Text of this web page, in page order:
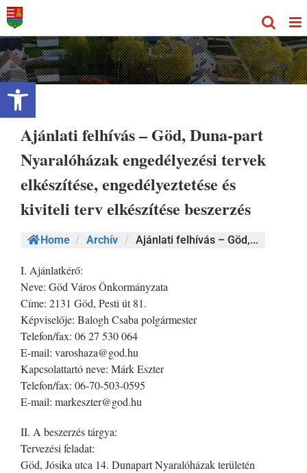
Eszköztár megnyitása
Kihagyás
Ajánlati felhívás – Göd, Duna-part
Nyaralóházak engedélyezési tervek
elkészítése, engedélyeztetése és
kiviteli terv elkészítése beszerzés
Home / Archív / Ajánlati felhívás – Göd,...
I. Ajánlatkérő:
Neve: Göd Város Önkormányzata
Címe: 2131 Göd, Pesti út 81.
Képviselője: Balogh Csaba polgármester
Telefon/fax: 06 27 530 064
E-mail: varoshaza@god.hu
Kapcsolattartó neve: Márk Eszter
Telefon/fax: 06-70-503-0595
E-mail: markeszter@god.hu
II. A beszerzés tárgya:
Tervezési feladat:
Göd, Jósika utca 14. Dunapart Nyaralóházak területén